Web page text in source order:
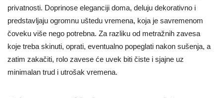
privatnosti. Doprinose eleganciji doma, deluju dekorativno i
predstavljaju ogromnu uštedu vremena, koja je savremenom
čoveku više nego potrebna. Za razliku od metražnih zavesa
koje treba skinuti, oprati, eventualno popeglati nakon sušenja, a
zatim zakačiti, rolo zavese će uvek biti čiste i sjajne uz
minimalan trud i utrošak vremena.